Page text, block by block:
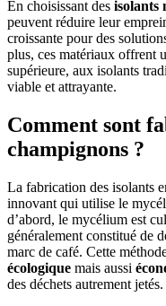
En choisissant des isolants
peuvent réduire leur
croissante pour des
plus, ces matériaux offrent
supérieure, aux isolants
viable et attrayante.
Comment sont
champignons ?
La fabrication des isolants
innovant qui utilise le
d’abord, le mycélium est
généralement constitué de
marc de café. Cette
écologique mais aussi
des déchets autrement jetés.